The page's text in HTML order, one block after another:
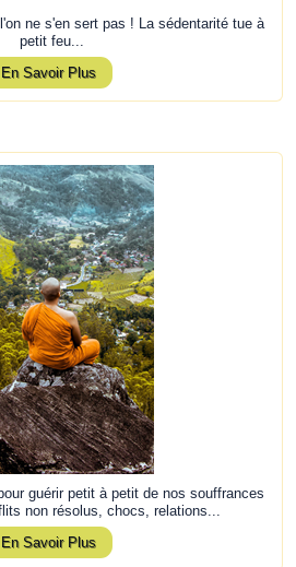
ne s'en sert pas ! La sédentarité tue à
petit feu...
En Savoir Plus
guérir petit à petit de nos souffrances
non résolus, chocs, relations...
En Savoir Plus